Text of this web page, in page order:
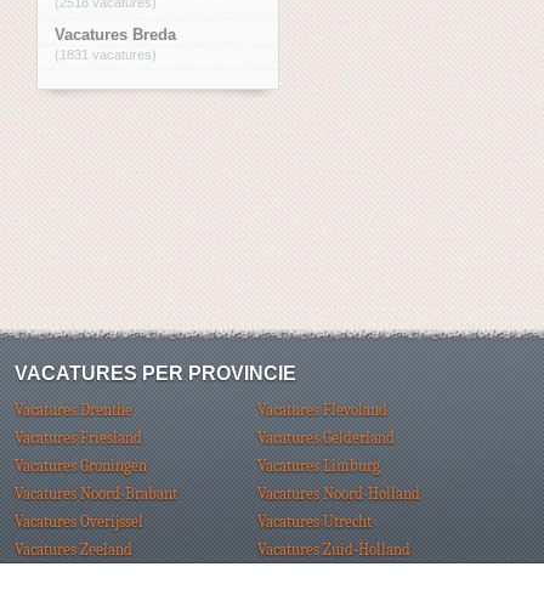
Vacatures Breda
(1831 vacatures)
VACATURES PER PROVINCIE
Vacatures Drenthe
Vacatures Flevoland
Vacatures Friesland
Vacatures Gelderland
Vacatures Groningen
Vacatures Limburg
Vacatures Noord-Brabant
Vacatures Noord-Holland
Vacatures Overijssel
Vacatures Utrecht
Vacatures Zeeland
Vacatures Zuid-Holland